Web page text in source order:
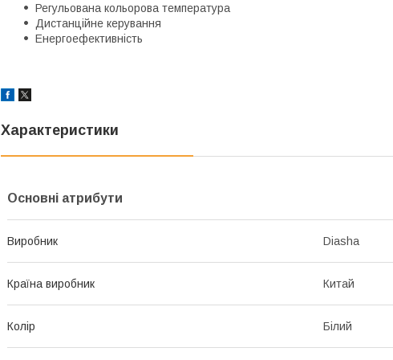
Регульована кольорова температура
Дистанційне керування
Енергоефективність
Характеристики
Основні атрибути
Виробник Diasha
Країна виробник Китай
Колір Білий